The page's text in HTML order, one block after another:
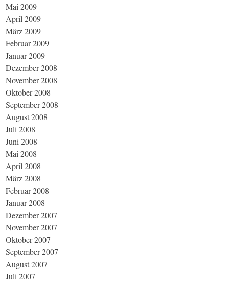
Mai 2009
April 2009
März 2009
Februar 2009
Januar 2009
Dezember 2008
November 2008
Oktober 2008
September 2008
August 2008
Juli 2008
Juni 2008
Mai 2008
April 2008
März 2008
Februar 2008
Januar 2008
Dezember 2007
November 2007
Oktober 2007
September 2007
August 2007
Juli 2007